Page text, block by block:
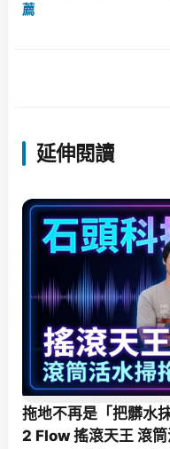
薦
延伸閱讀
拖地不再是「把髒水
2 Flow 搖滾天王 滾